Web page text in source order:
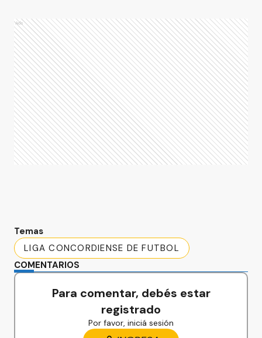
Ads
Temas
LIGA CONCORDIENSE DE FUTBOL
COMENTARIOS
Para comentar, debés estar
registrado
Por favor, iniciá sesión